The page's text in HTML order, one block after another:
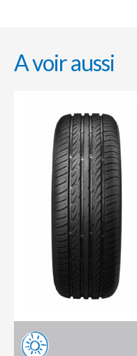
A voir aussi